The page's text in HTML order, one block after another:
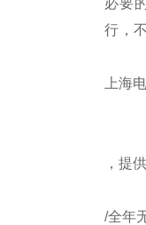
必要
行，
上海
，提
/全年